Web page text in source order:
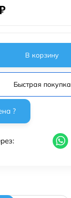
В корзину
Быстрая покупка